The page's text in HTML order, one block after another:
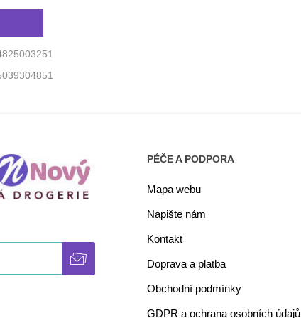
PÉČE A PODPORA
Mapa webu
Napište nám
Kontakt
Doprava a platba
Obchodní podmínky
GDPR a ochrana osobních údajů